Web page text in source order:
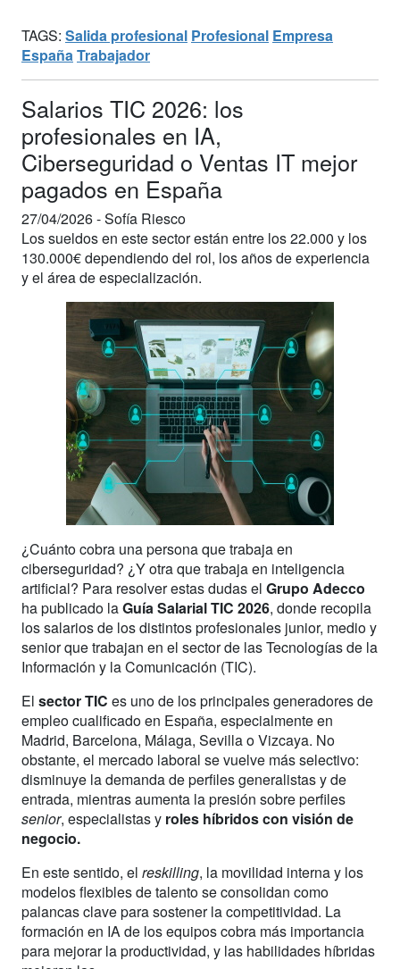
TAGS: Salida profesional Profesional Empresa
España Trabajador
Salarios TIC 2026: los
profesionales en IA,
Ciberseguridad o Ventas IT mejor
pagados en España
27/04/2026 -Sofía Riesco
Los sueldos en este sector están entre los 22.000 y los
130.000€ dependiendo del rol, los años de experiencia
y el área de especialización.
¿Cuánto cobra una persona que trabaja en
ciberseguridad? ¿Y otra que trabaja en inteligencia
artificial? Para resolver estas dudas el Grupo Adecco
ha publicado laGuía Salarial TIC 2026, donde recopila
los salarios de los distintos profesionales junior, medio y
senior que trabajan en el sector de las Tecnologías de la
Información y la Comunicación (TIC).
El sector TIC es uno de los principales generadores de
empleo cualificado en España, especialmente en
Madrid, Barcelona, Málaga, Sevilla o Vizcaya. No
obstante, el mercado laboral se vuelve más selectivo:
disminuye la demanda de perfiles generalistas y de
entrada, mientras aumenta la presión sobre perfiles
senior, especialistas y roles híbridos con visión de
negocio.
En este sentido, el reskilling, la movilidad interna y los
modelos flexibles de talento se consolidan como
palancas clave para sostener la competitividad. La
formación en IA de los equipos cobra más importancia
para mejorar la productividad, y las habilidades híbridas